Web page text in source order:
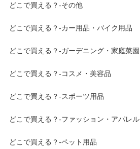
どこで買える？-その他
どこで買える？-カー用品・バイク用品
どこで買える？-ガーデニング・家庭菜園
どこで買える？-コスメ・美容品
どこで買える？-スポーツ用品
どこで買える？-ファッション・アパレル
どこで買える？-ペット用品